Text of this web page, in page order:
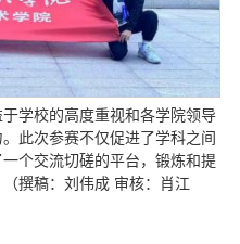
学校的高度重视和各学院领导
此次参赛不仅促进了学科之间
个交流切磋的平台，锻炼和提
撰稿：刘伟成 审核：肖江